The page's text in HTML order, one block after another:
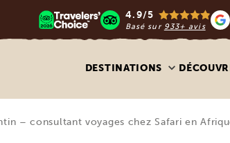
4.9/5
Basé sur 933+ avis
DESTINATIONS
– consultant voyages chez Safari en